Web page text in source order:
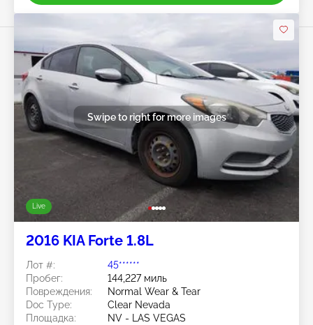
Live
Swipe to right for more images
2016 KIA Forte 1.8L
Лот #:
45******
Пробег:
144,227 миль
Повреждения:
Normal Wear & Tear
Doc Type:
Clear Nevada
Площадка:
NV - LAS VEGAS